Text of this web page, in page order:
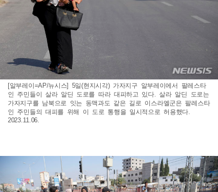
[알부레이=AP/뉴시스] 5일(현지시각) 가자지구 알부레이에서 팔레스타
인 주민들이 살라 알딘 도로를 따라 대피하고 있다. 살라 알딘 도로는
가자지구를 남북으로 잇는 동맥과도 같은 길로 이스라엘군은 팔레스타
인 주민들의 대피를 위해 이 도로 통행을 일시적으로 허용했다.
2023.11.06.